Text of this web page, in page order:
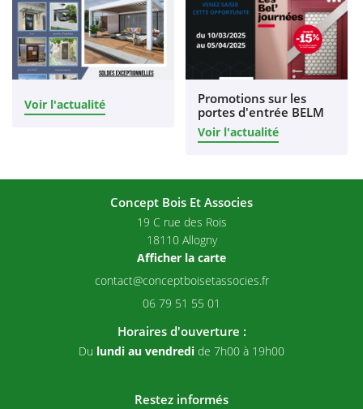
Voir l'actualité
Promotions sur les
portes d'entrée BELM
Voir l'actualité
Concept Bois Et Associes
19 C rue des Rois
18110 Allogny
Afficher la carte
06 79 51 55 01
Horaires d'ouverture :
Du lundi au vendredi de 7h00 à 19h00
Restez informés